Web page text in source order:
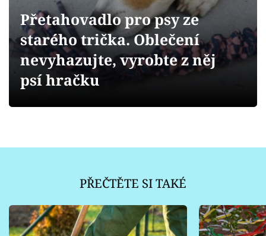
Přihlášení
Sledujte nás
Přetahovadlo pro psy ze
starého trička. Oblečení
nevyhazujte, vyrobte z něj
psí hračku
PŘEČTĚTE SI TAKÉ